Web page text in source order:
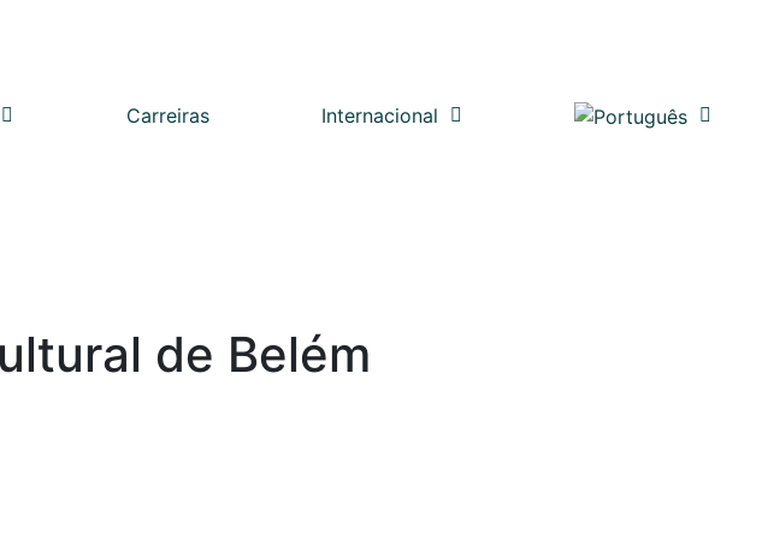
Carreiras Internacional
de Belém